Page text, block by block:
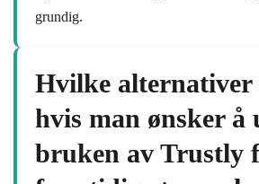
grundig.
Hvilke alternativer
hvis man ønsker å
bruken av Trustly